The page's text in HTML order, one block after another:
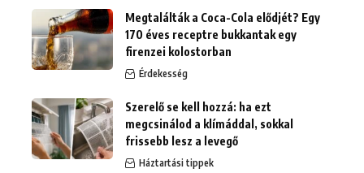
Megtalálták a Coca-Cola elődjét? Egy
170 éves receptre bukkantak egy
firenzei kolostorban
Érdekesség
Szerelő se kell hozzá: ha ezt
megcsinálod a klímáddal, sokkal
frissebb lesz a levegő
Háztartási tippek